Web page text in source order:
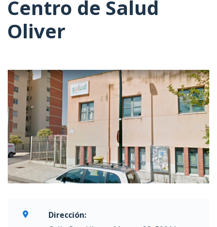
Centro de Salud
Oliver
Dirección: